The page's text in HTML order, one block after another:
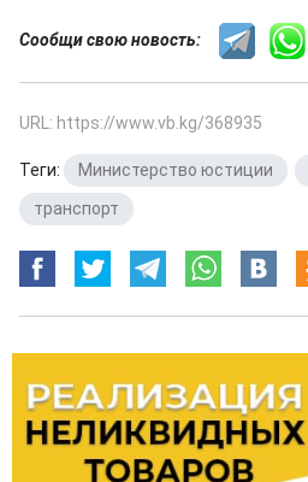
Сообщи свою новость:
URL: https://www.vb.kg/368935
Теги: Министерство юстиции
транспорт